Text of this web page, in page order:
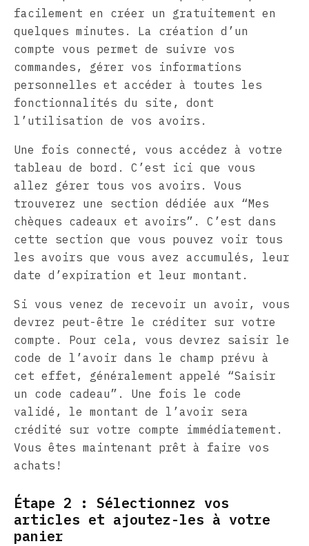
facilement en créer un gratuitement en
quelques minutes. La création d’un
compte vous permet de suivre vos
commandes, gérer vos informations
personnelles et accéder à toutes les
fonctionnalités du site, dont
l’utilisation de vos avoirs.
Une fois connecté, vous accédez à votre
tableau de bord. C’est ici que vous
allez gérer tous vos avoirs. Vous
trouverez une section dédiée aux “Mes
chèques cadeaux et avoirs”. C’est dans
cette section que vous pouvez voir tous
les avoirs que vous avez accumulés, leur
date d’expiration et leur montant.
Si vous venez de recevoir un avoir, vous
devrez peut-être le créditer sur votre
compte. Pour cela, vous devrez saisir le
code de l’avoir dans le champ prévu à
cet effet, généralement appelé “Saisir
un code cadeau”. Une fois le code
validé, le montant de l’avoir sera
crédité sur votre compte immédiatement.
Vous êtes maintenant prêt à faire vos
achats!
Étape 2 : Sélectionnez vos
articles et ajoutez-les à votre
panier